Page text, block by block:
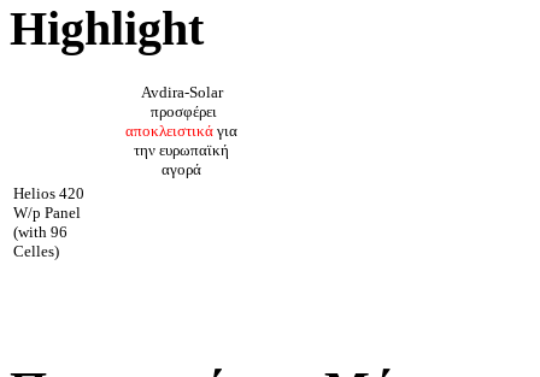
Highlight
Avdira-Solar
προσφέρει
αποκλειστικά για
την ευρωπαϊκή
αγορά
Helios 420
W/p Panel
(with 96
Celles)